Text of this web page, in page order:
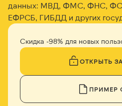
данных: МВД, ФМС, ФНС,
ЕФРСБ, ГИБДД и других
Скидка -98% для новых
ОТКРЫТЬ
ПРИМЕР